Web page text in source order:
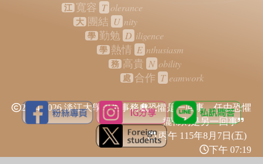
江 寬容 T olerance
大 團結 U nity
學 勤勉 D iligence
學 熱情 E nthusiasm
務 高貴 N obility
處 合作 T eamwork
2024-2026 淡江大學學生事務處恐懼是一回事，任由恐懼
擺佈則是另一回事
丙午 115年8月7日(五)
下午 07:19